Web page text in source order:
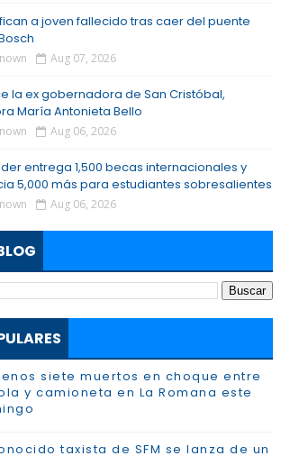
a joven fallecido tras caer del puente
Aug 07, 2026
la ex gobernadora de San Cristóbal,
María Antonieta Bello
Aug 06, 2026
entrega 1,500 becas internacionales y
5,000 más para estudiantes sobresalientes
Aug 06, 2026
siete muertos en choque entre
y camioneta en La Romana este
taxista de SFM se lanza de un